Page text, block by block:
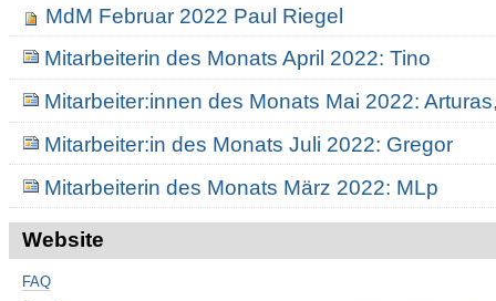
MdM Februar 2022 Paul Riegel
Mitarbeiterin des Monats April 2022: Tino
Mitarbeiter:innen des Monats Mai 2022:
Mitarbeiter:in des Monats Juli 2022: Gregor
Mitarbeiterin des Monats März 2022: MLp
Website
FAQ